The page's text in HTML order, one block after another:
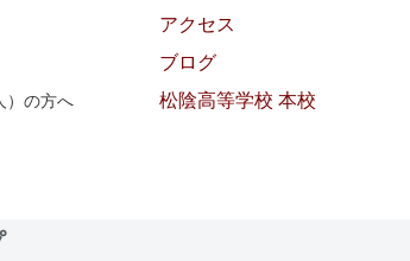
）の方へ
アクセス
ブログ
松陰高等学校 本校